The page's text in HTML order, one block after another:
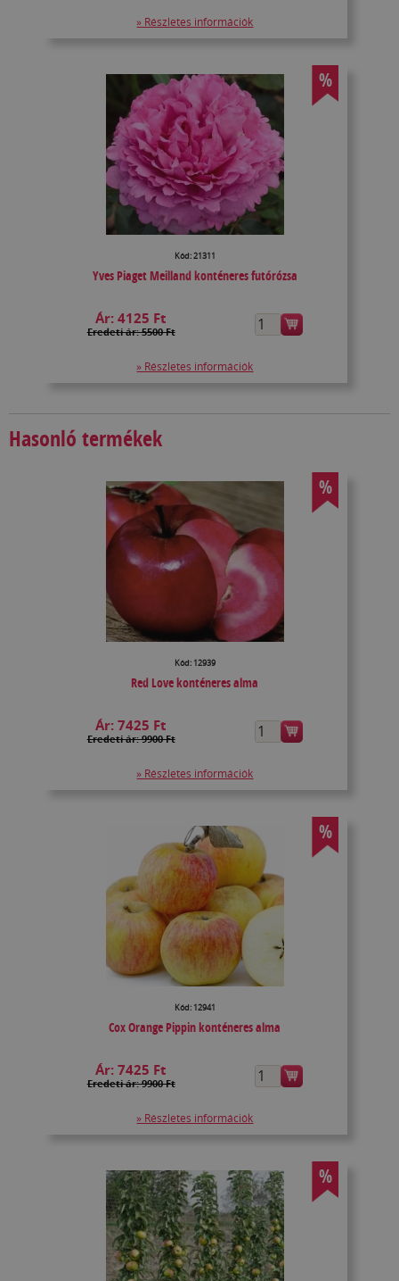
» Részletes információk
%
Kód: 21311
Yves Piaget Meilland konténeres futórózsa
Ár:4125 Ft
Eredeti ár: 5500 Ft
» Részletes információk
Hasonló termékek
%
Kód: 12939
Red Love konténeres alma
Ár:7425 Ft
Eredeti ár: 9900 Ft
» Részletes információk
%
Kód: 12941
Cox Orange Pippin konténeres alma
Ár:7425 Ft
Eredeti ár: 9900 Ft
» Részletes információk
%